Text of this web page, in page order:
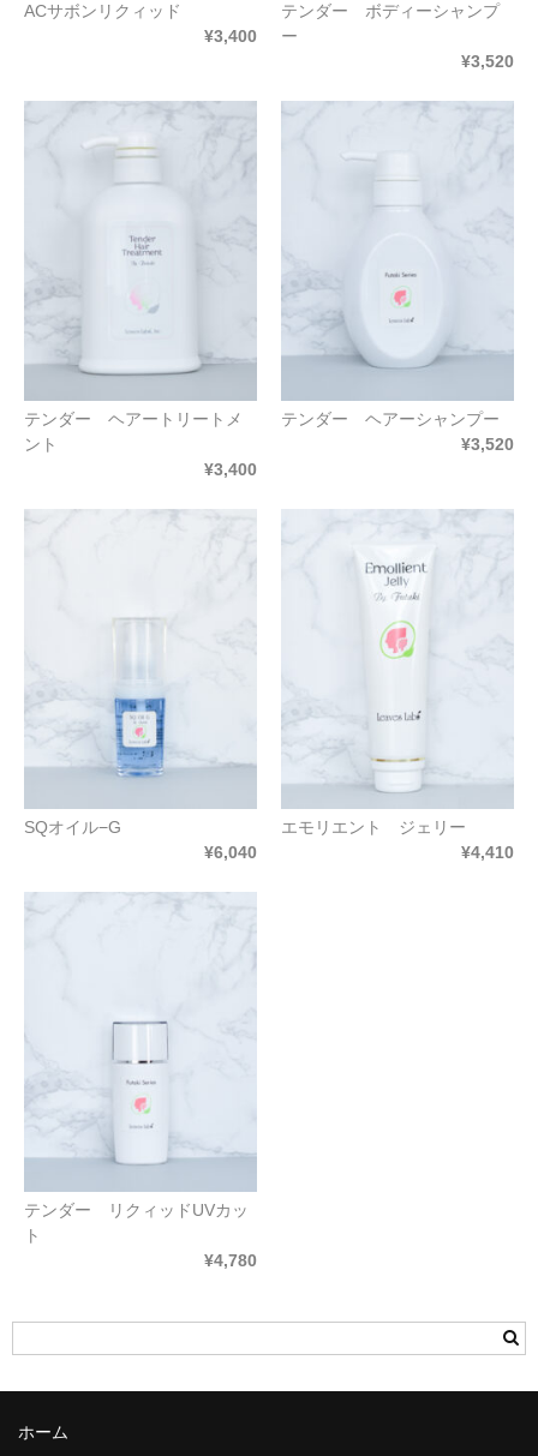
ACサボンリクィッド
¥3,400
テンダー ボディーシャンプ
ー
¥3,520
テンダー ヘアートリートメ
ント
¥3,400
テンダー ヘアーシャンプー
¥3,520
SQオイル−G
¥6,040
エモリエント ジェリー
¥4,410
テンダー リクィッドUVカッ
ト
¥4,780
ホーム